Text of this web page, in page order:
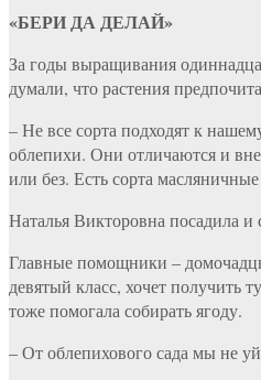
«БЕРИ ДА ДЕЛАЙ»
За годы выращивания
думали, что растения
– Не все сорта подходят к
облепихи. Они отличаются и
или без. Есть сорта
Наталья Викторовна посадила и
Главные помощники –
девятый класс, хочет
тоже помогала собирать ягоду.
– От облепихового сада мы не